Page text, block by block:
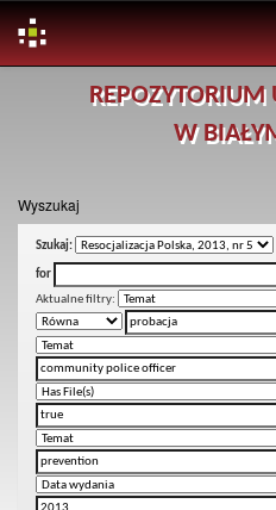
REPOZYTORIUM
W
Wyszukaj
Szukaj:
for
Aktualne filtry: